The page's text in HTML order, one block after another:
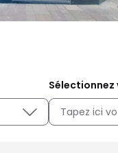
Sélectionnez